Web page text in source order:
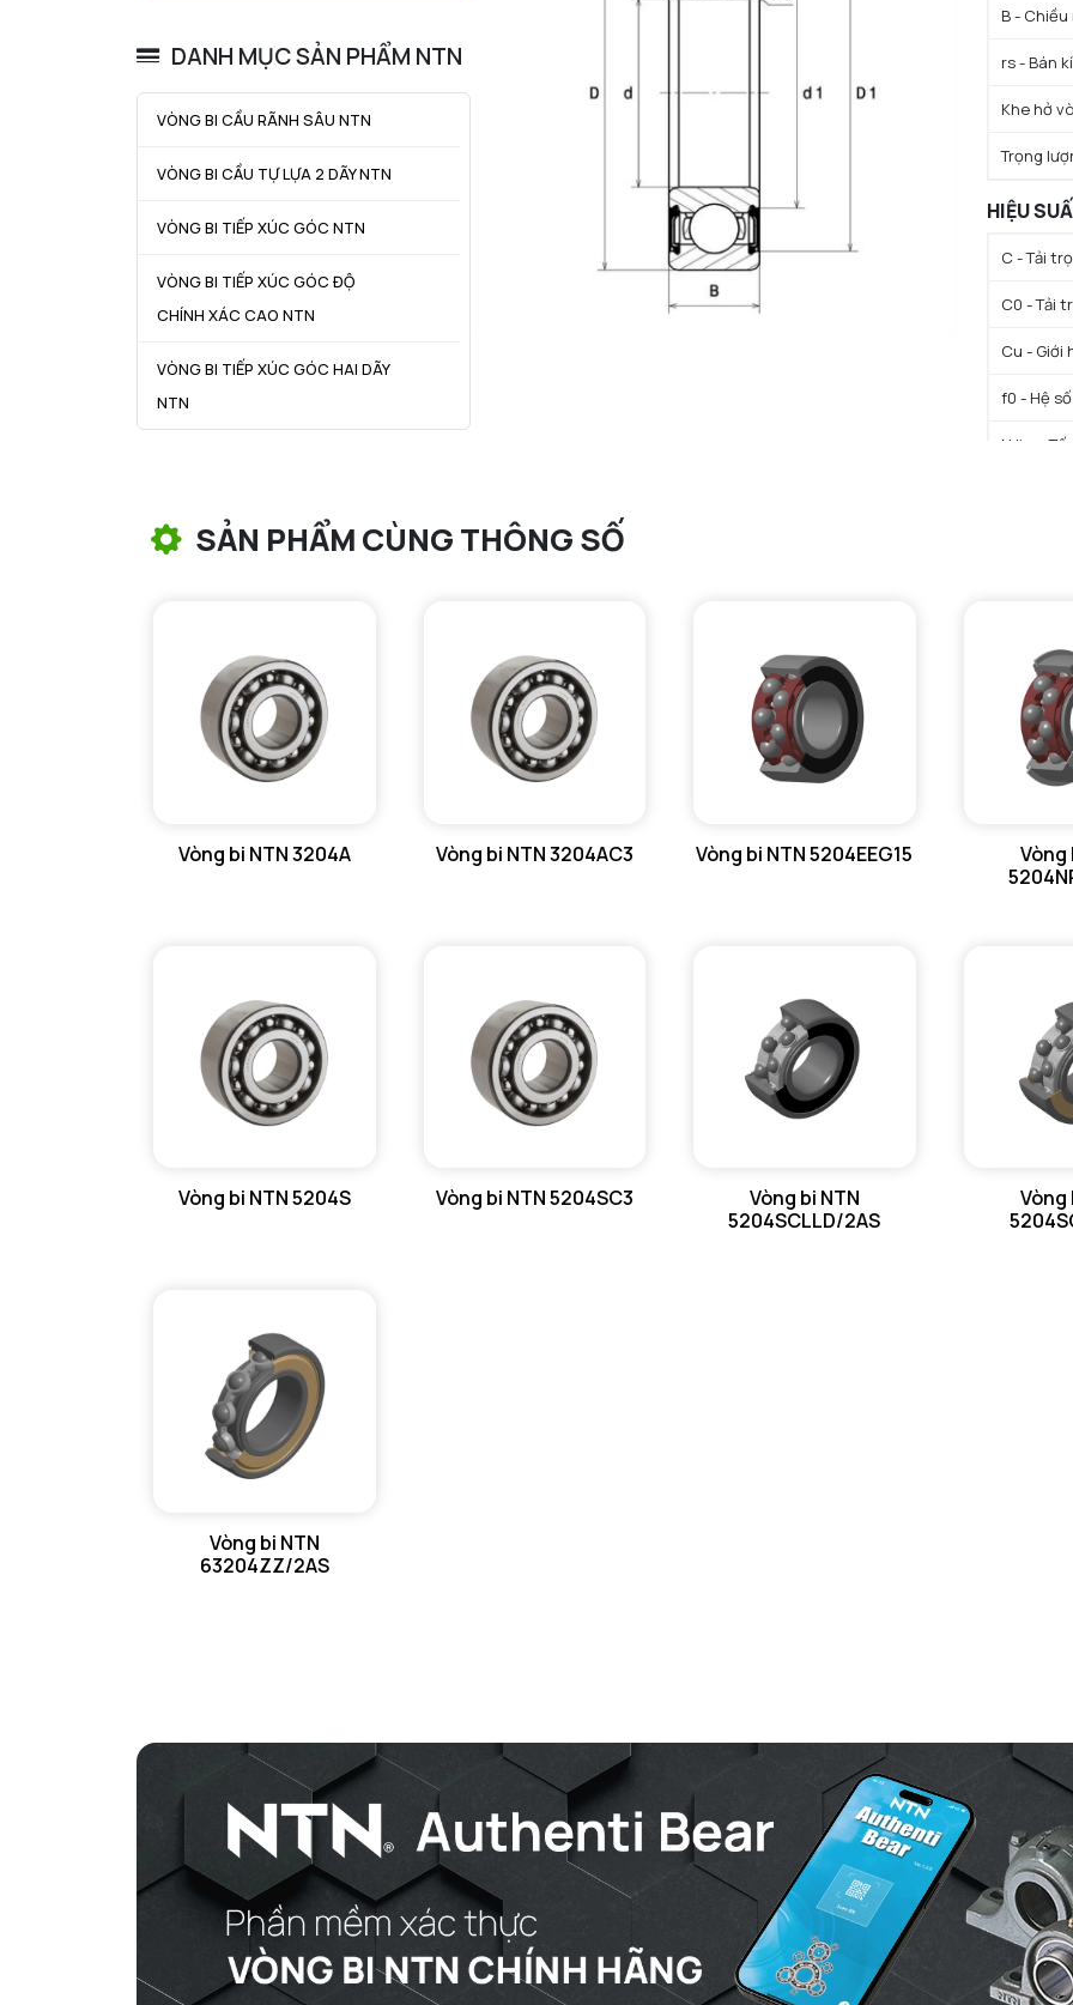
DANH MỤC SẢN PHẨM NTN
VÒNG BI CẦU RÃNH SÂU NTN
VÒNG BI CẦU TỰ LỰA 2 DÃY NTN
VÒNG BI TIẾP XÚC GÓC NTN
VÒNG BI TIẾP XÚC GÓC ĐỘ
CHÍNH XÁC CAO NTN
VÒNG BI TIẾP XÚC GÓC HAI DÃY
NTN
VÒNG BI ĐŨA TRỤ NTN
VÒNG BI KIM NTN
VÒNG BI CHẶN TRỤC NTN
GỐI ĐỠ NTN
MÁY GIA NHIỆT NTN
B - Chiều
rs - Bán
Khe hở
Trọng
HIỆU
C - Tải
C0 - Tải
Cu - Giới
f0 - Hệ số
N lim -
Da max
ra max
SẢN PHẨM CÙNG THÔNG SỐ
Vòng bi NTN 3204A Vòng bi NTN 3204AC3 Vòng bi NTN 5204EEG15
Vòng
Vòng bi NTN 5204S Vòng bi NTN 5204SC3
Vòng bi NTN
5204SCLLD/2AS
Vòng
Vòng bi NTN
63204ZZ/2AS